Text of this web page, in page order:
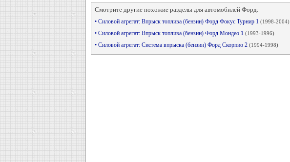
Смотрите другие похожие разделы для автомобилей Форд:
• Силовой агрегат: Впрыск топлива (бензин) Форд Фокус Турнир 1 (1998-2004)
• Силовой агрегат: Впрыск топлива (бензин) Форд Мондео 1 (1993-1996)
• Силовой агрегат: Система впрыска (бензин) Форд Скорпио 2 (1994-1998)